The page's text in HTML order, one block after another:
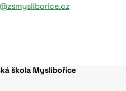
škola Myslibořice